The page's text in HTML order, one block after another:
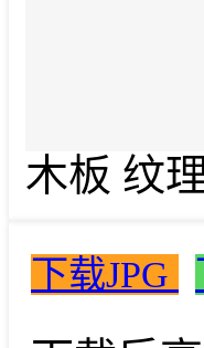
木板 纹
下载JPG